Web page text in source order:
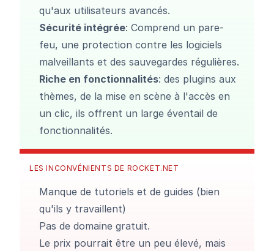
qu'aux utilisateurs avancés.
Sécurité intégrée: Comprend un pare-
feu, une protection contre les logiciels
malveillants et des sauvegardes régulières.
Riche en fonctionnalités: des plugins aux
thèmes, de la mise en scène à l'accès en
un clic, ils offrent un large éventail de
fonctionnalités.
LES INCONVÉNIENTS DE ROCKET.NET
Manque de tutoriels et de guides (bien
qu'ils y travaillent)
Pas de domaine gratuit.
Le prix pourrait être un peu élevé, mais